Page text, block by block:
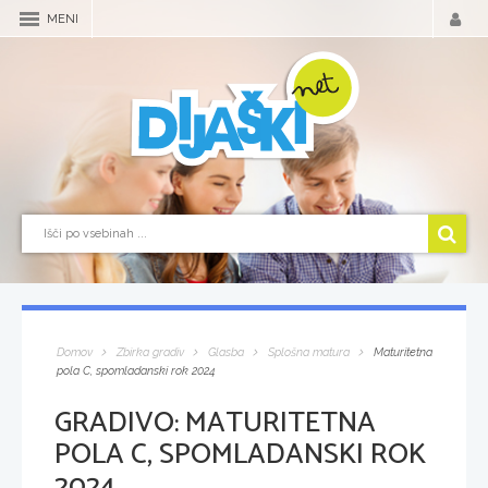
MENI
Domov Zbirka gradiv Glasba Splošna matura
Maturitetna
pola C, spomladanski rok 2024
GRADIVO:MATURITETNA
POLA C, SPOMLADANSKI ROK